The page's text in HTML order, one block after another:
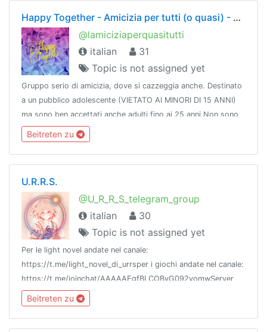
Happy Together - Amicizia per tutti (o quasi) - NO INCONTRI
@lamiciziaperquasitutti
italian
31
Topic is not assigned yet
Gruppo serio di amicizia, dove si cazzeggia anche. Destinato
a un pubblico adolescente (VIETATO AI MINORI DI 15 ANNI)
ma sono ben accettati anche adulti fino ai 25 anni.Non sono
graditi troll, shitposter e VoIP. Rispettate le regole e buona
convivenza!
Beitreten zu
U.R.R.S.
@U_R_R_S_telegram_group
italian
30
Topic is not assigned yet
Per le light novel andate nel canale:
https://t.me/light_novel_di_urrsper i giochi andate nel canale:
https://t.me/joinchat/AAAAAEgfBLCOBvG092yomwServer
Minecraft:https://bit.ly/ServerMinecraftURRS-Frankekko
Beitreten zu